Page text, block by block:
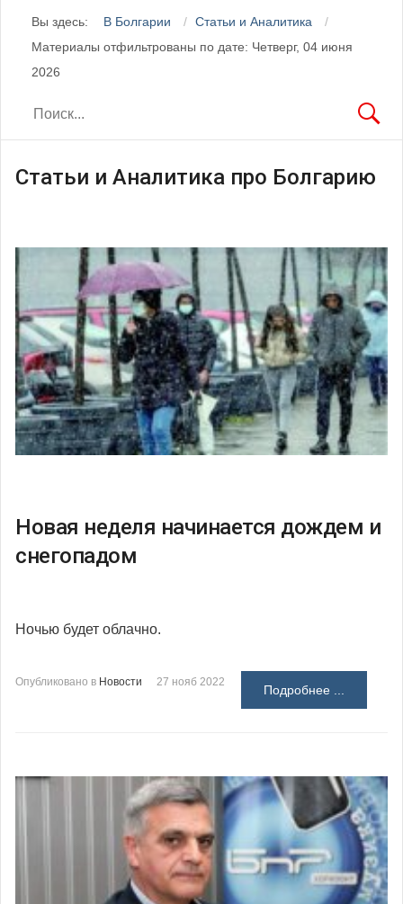
Вы здесь: В Болгарии
Статьи и Аналитика
Материалы отфильтрованы по дате: Четверг, 04 июня
2026
Статьи и Аналитика про Болгарию
Новая неделя начинается дождем и
снегопадом
Ночью будет облачно.
Опубликовано в Новости 27 нояб 2022
Подробнее ...